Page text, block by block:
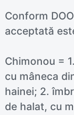
Conform
acceptată
Chimonou =
cu mâneca
hainei; 2.
de halat, cu